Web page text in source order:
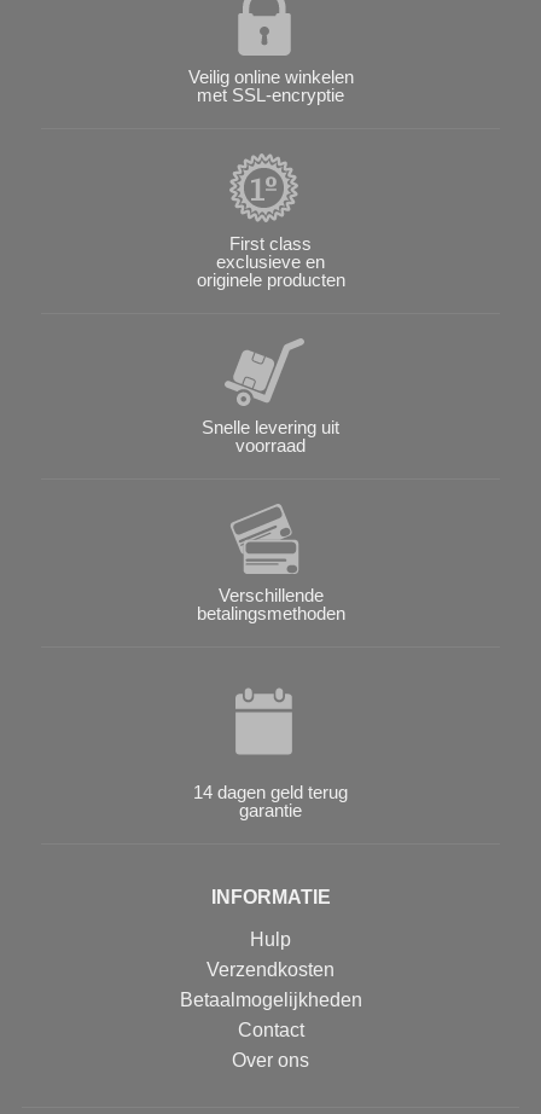
Veilig online winkelen
met SSL-encryptie
First class
exclusieve en
originele producten
Snelle levering uit
voorraad
Verschillende
betalingsmethoden
14 dagen geld terug
garantie
INFORMATIE
Hulp
Verzendkosten
Betaalmogelijkheden
Contact
Over ons